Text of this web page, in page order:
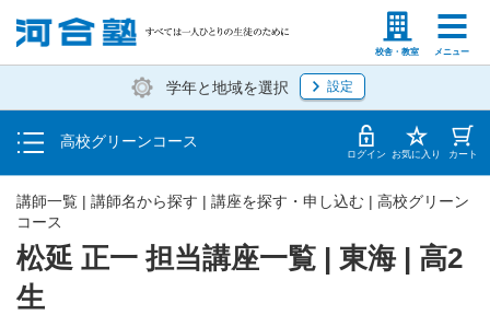
校舎・教室 メニュー
塾生の方 高等学校の先生
学年と地域を選択 設定
高校グリーンコース
学費の仕組み・支払方法
受講開始までの流れ
校舎・教室一覧 ログイン お気に入り カート
松延 正一 担当講座一覧 | 東海 | 高2
生
講師一覧 | 講師名から探す | 講座を探す・申し込む | 高校グリーン
コース